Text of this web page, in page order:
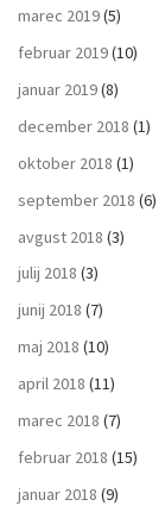
marec 2019(5)
februar 2019(10)
januar 2019(8)
december 2018 (1)
oktober 2018 (1)
september 2018 (6)
avgust 2018 (3)
julij 2018 (3)
junij 2018 (7)
maj 2018 (10)
april 2018 (11)
marec 2018 (7)
februar 2018 (15)
januar 2018 (9)